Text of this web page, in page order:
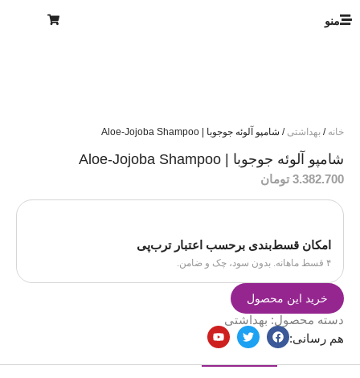
منو
خانه / بهداشتی / شامپو آلوئه جوجوبا | Aloe-Jojoba Shampoo
شامپو آلوئه جوجوبا | Aloe-Jojoba Shampoo
3.382.700 تومان
امکان قسط‌بندی برحسب اعتبار ترب‌پی
۴ قسط ماهانه. بدون سود، چک و ضامن.
خرید این محصول
دسته محصول: بهداشتی
هم رسانی: